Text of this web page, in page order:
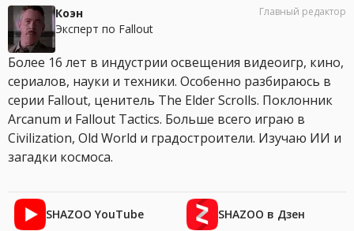
Коэн
Эксперт по Fallout
Главный редактор
Более 16 лет в индустрии освещения видеоигр, кино,
сериалов, науки и техники. Особенно разбираюсь в
серии Fallout, ценитель The Elder Scrolls. Поклонник
Arcanum и Fallout Tactics. Больше всего играю в
Civilization, Old World и градостроители. Изучаю ИИ и
загадки космоса.
SHAZOO YouTube SHAZOO в Дзен